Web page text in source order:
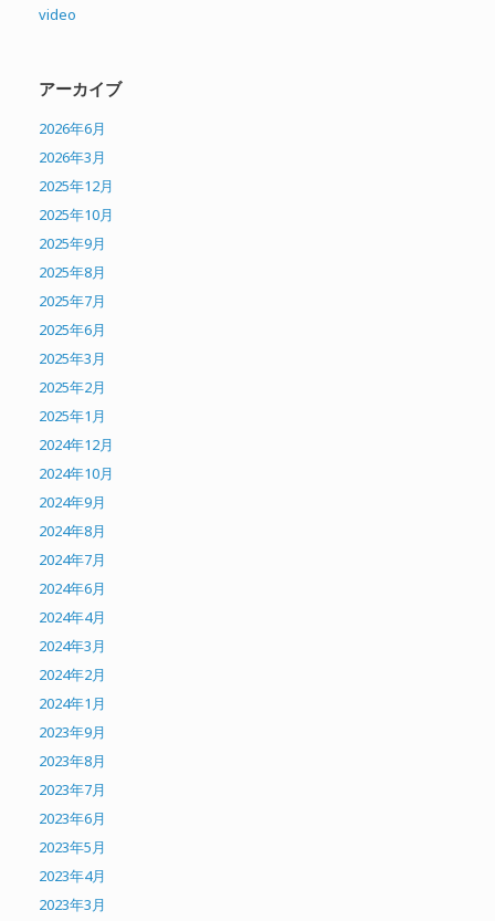
video
アーカイブ
2026年6月
2026年3月
2025年12月
2025年10月
2025年9月
2025年8月
2025年7月
2025年6月
2025年3月
2025年2月
2025年1月
2024年12月
2024年10月
2024年9月
2024年8月
2024年7月
2024年6月
2024年4月
2024年3月
2024年2月
2024年1月
2023年9月
2023年8月
2023年7月
2023年6月
2023年5月
2023年4月
2023年3月